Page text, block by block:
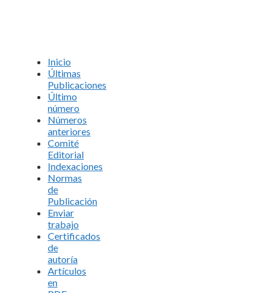
Inicio
Últimas
Publicaciones
Último
número
Números
anteriores
Comité
Editorial
Indexaciones
Normas
de
Publicación
Enviar
trabajo
Certificados
de
autoría
Artículos
en